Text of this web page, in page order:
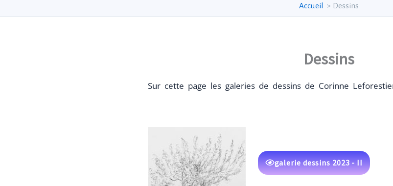
Accueil Dessins
Dessins
Sur cette page les galeries de dessins de Corinne
galerie dessins 2023 - II